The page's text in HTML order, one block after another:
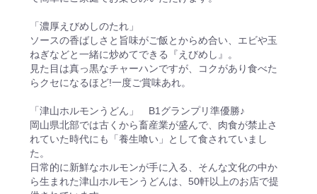
「濃厚えびめしのたれ」
ソースの香ばしさと旨味がご飯とからめ合い、エビや玉
ねぎなどと一緒に炒めてできる『えびめし』。
見た目は真っ黒なチャーハンですが、コクがあり食べた
らクセになるほど!一度ご賞味あれ。
「津山ホルモンうどん」 B1グランプリ準優勝♪
岡山県北部では古くから畜産業が盛んで、肉食が禁止さ
れていた時代にも「養生喰い」として食されていまし
た。
日常的に新鮮なホルモンが手に入る、そんな文化の中か
ら生まれた津山ホルモンうどんは、50軒以上のお店で提